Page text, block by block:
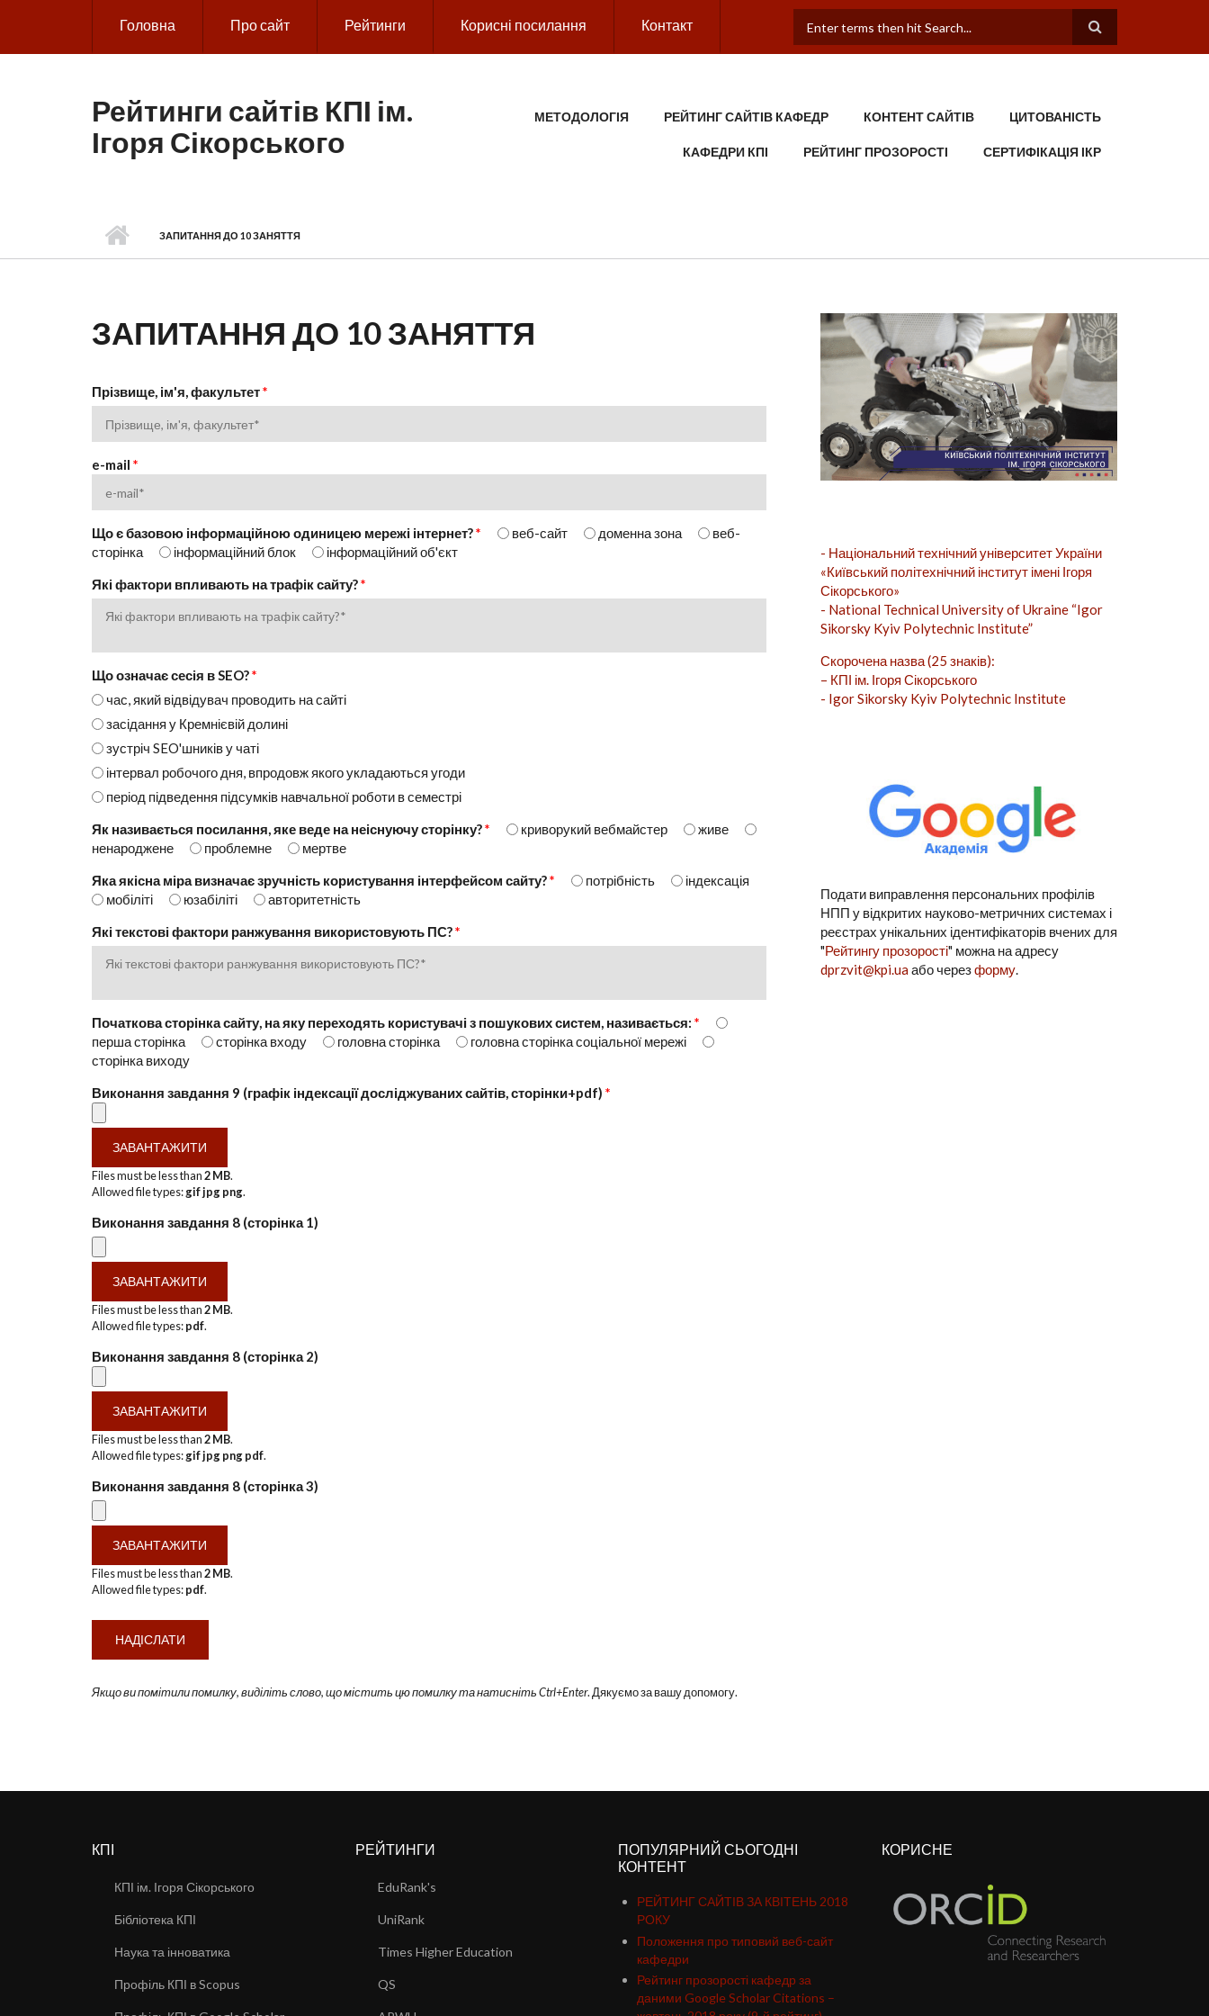
Головна Про сайт Рейтинги Корисні посилання Контакт
ПОШУКОВА ФОРМА
Рейтинги сайтів КПІ ім.
Ігоря Сікорського
MAIN MENU
МЕТОДОЛОГІЯ РЕЙТИНГ САЙТІВ КАФЕДР КОНТЕНТ САЙТІВ ЦИТОВАНІСТЬ
КАФЕДРИ КПІ РЕЙТИНГ ПРОЗОРОСТІ СЕРТИФІКАЦІЯ ІКР
ЗАПИТАННЯ ДО 10 ЗАНЯТТЯ
ЗАПИТАННЯ ДО 10 ЗАНЯТТЯ
Прізвище, ім'я, факультет*
e-mail *
Що є базовою інформаційною одиницею мережі інтернет?* веб-сайт доменна зона
веб-
сторінка
інформаційний блок
інформаційний об'єкт
Які фактори впливають на трафік сайту?*
Що означає сесія в SEO?*
час, який відвідувач проводить на сайті
засідання у Кремнієвій долині
зустріч SEO'шників у чаті
інтервал робочого дня, впродовж якого укладаються угоди
період підведення підсумків навчальної роботи в семестрі
Як називається посилання, яке веде на неіснуючу сторінку?* криворукий вебмайстер
живе
ненароджене
проблемне
мертве
Яка якісна міра визначає зручність користування інтерфейсом сайту?* потрібність
індексація
мобіліті
юзабіліті
авторитетність
Які текстові фактори ранжування використовують ПС?*
Початкова сторінка сайту, на яку переходять користувачі з пошукових систем, називається: *
перша сторінка
сторінка входу головна сторінка
головна сторінка соціальної мережі
сторінка виходу
Виконання завдання 9 (графік індексації досліджуваних сайтів, сторінки+pdf) *
Files must be less than2 MB.
Allowed file types:gif jpg png.
Виконання завдання 8 (сторінка 1)
Files must be less than2 MB.
Allowed file types:pdf.
Виконання завдання 8 (сторінка 2)
Files must be less than2 MB.
Allowed file types:gif jpg png pdf.
Виконання завдання 8 (сторінка 3)
Files must be less than2 MB.
Allowed file types:pdf.
Якщо ви помітили помилку, виділіть слово, що містить цю помилку та натисніть Ctrl+Enter. Дякуємо за вашу допомогу.
- Національний технічний університет України
«Київський політехнічний інститут імені Ігоря
Сікорського»
- National Technical University of Ukraine “Igor
Sikorsky Kyiv Polytechnic Institute”
Скорочена назва (25 знаків):
– КПІ ім. Ігоря Сікорського
- Igor Sikorsky Kyiv Polytechnic Institute
Подати виправлення персональних профілів
НПП у відкритих науково-метричних системах і
реєстрах унікальних ідентифікаторів вчених для
"Рейтингу прозорості" можна на адресу
dprzvit@kpi.uaабо черезформу
КПІ
КПІ ім. Ігоря Сікорського
Бібліотека КПІ
Наука та інноватика
Профіль КПІ в Scopus
РЕЙТИНГИ
EduRank's
UniRank
Times Higher Education
QS
ПОПУЛЯРНИЙ СЬОГОДНІ
КОНТЕНТ
РЕЙТИНГ САЙТІВ ЗА КВІТЕНЬ 2018
РОКУ
Положення про типовий веб-сайт
кафедри
Рейтинг прозорості кафедр за
даними Google Scholar Citations –
КОРИСНЕ